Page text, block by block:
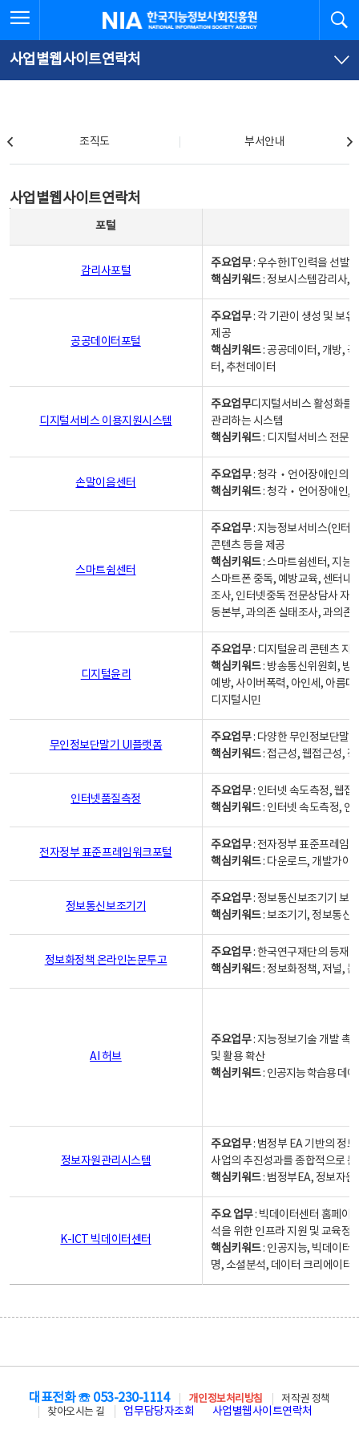
문
로
가
체
뉴
바
가
한국지능정보사회진흥원
사업별웹사이트연락처
조직도 부서안내
사업별웹사이트연락처
포털
감리사포털
주요업무: 우수한IT인력을 선발
핵심키워드: 정보시스템감리사,
공공데이터포털
주요업무: 각 기관이 생성 및 보
제공
핵심키워드: 공공데이터, 개방,
터, 추천데이터
디지털서비스 이용지원시스템
주요업무디지털서비스 활성화를
관리하는 시스템
핵심키워드: 디지털서비스 전문
손말이음센터
주요업무: 청각‧언어장애인의
핵심키워드: 청각‧언어장애인,
스마트쉼센터
주요업무: 지능정보서비스(인터
콘텐츠 등을 제공
핵심키워드: 스마트쉼센터, 지능
스마트폰 중독, 예방교육, 센터내
조사, 인터넷중독 전문상담사 자
동본부, 과의존 실태조사, 과의존
디지털윤리
주요업무: 디지털윤리 콘텐츠 지
핵심키워드: 방송통신위원회, 방
예방, 사이버폭력, 아인세, 아름
디지털시민
무인정보단말기 UI플랫폼
주요업무: 다양한 무인정보단말
핵심키워드: 접근성, 웹접근성,
인터넷품질측정
주요업무: 인터넷 속도측정, 웹접
핵심키워드: 인터넷 속도측정, 인
전자정부 표준프레임워크포털
주요업무: 전자정부 표준프레임
핵심키워드: 다운로드, 개발가이
정보통신보조기기
주요업무: 정보통신보조기기 보
핵심키워드: 보조기기, 정보통신
정보화정책 온라인논문투고
주요업무: 한국연구재단의 등재
핵심키워드: 정보화정책, 저널,
AI 허브
주요업무: 지능정보기술 개발 촉
및 활용 확산
핵심키워드: 인공지능 학습용 데
정보자원관리시스템
주요업무: 범정부 EA 기반의 정
사업의 추진성과를 종합적으로
핵심키워드: 범정부EA, 정보자
K-ICT 빅데이터센터
주요 업무: 빅데이터센터 홈페이
석을 위한 인프라 지원 및 교육정
핵심키워드: 인공지능, 빅데이터,
명, 소셜분석, 데이터 크리에이터
대표전화 ☏ 053-230-1114 개인정보처리방침
저작권 정책
찾아오시는 길
업무담당자조회 사업별웹사이트연락처